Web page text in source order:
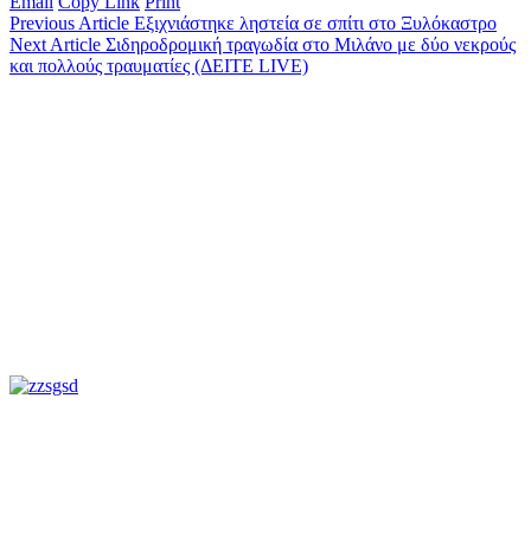
Previous Article Εξιχνιάστηκε ληστεία σε σπίτι στο Ξυλόκαστρο
Next Article Σιδηροδρομική τραγωδία στο Μιλάνο με δύο νεκρούς
και πολλούς τραυματίες (ΔΕΙΤΕ LIVE)